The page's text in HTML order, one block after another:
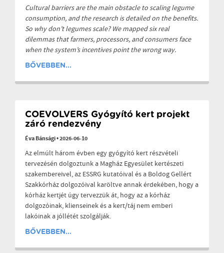
Cultural barriers are the main obstacle to scaling legume
consumption, and the research is detailed on the benefits.
So why don’t legumes scale? We mapped six real
dilemmas that farmers, processors, and consumers face
when the system’s incentives point the wrong way.
BŐVEBBEN...
COEVOLVERS Gyógyító kert projekt
záró rendezvény
Éva Bánsági•2026-06-10
Az elmúlt három évben egy gyógyító kert részvételi
tervezésén dolgoztunk a Magház Egyesület kertészeti
szakembereivel, az ESSRG kutatóival és a Boldog Gellért
Szakkórház dolgozóival karöltve annak érdekében, hogy a
kórház kertjét úgy tervezzük át, hogy az a kórház
dolgozóinak, klienseinek és a kert/táj nem emberi
lakóinak a jóllétét szolgálják.
BŐVEBBEN...